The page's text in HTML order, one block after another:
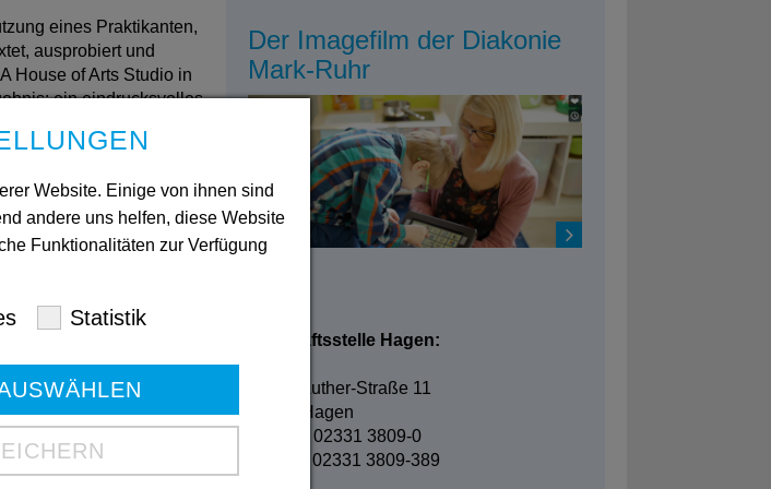
eines Praktikanten,
ausprobiert und
House of Arts Studio in
ein eindrucksvolles
Menschen mit
diesen Beitrag
um Gefühle
Ambulant Betreutes
in Berlin statt. Zwei
Mitarbeitenden Tanja
blieb auch
gemeinsames
Erlebnis und ein
Bücker, Jennifer
Der Imagefilm der Diakonie
Mark-Ruhr
Geschäftsstelle Hagen:
Martin-Luther-Straße 11
58095 Hagen
Telefon: 02331 3809-0
Telefax: 02331 3809-389
Website. Einige von ihnen sind
andere uns helfen, diese Website
Funktionalitäten zur Verfügung
Statistik